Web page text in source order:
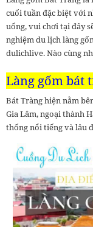
cuối tuần đặc biệt với
uống, vui chơi tại đây
nghiệm du lịch làng
dulichlive. Nào cùng
Làng gốm bát
Bát Tràng hiện nằm
Gia Lâm, ngoại thành
thống nổi tiếng và lâu